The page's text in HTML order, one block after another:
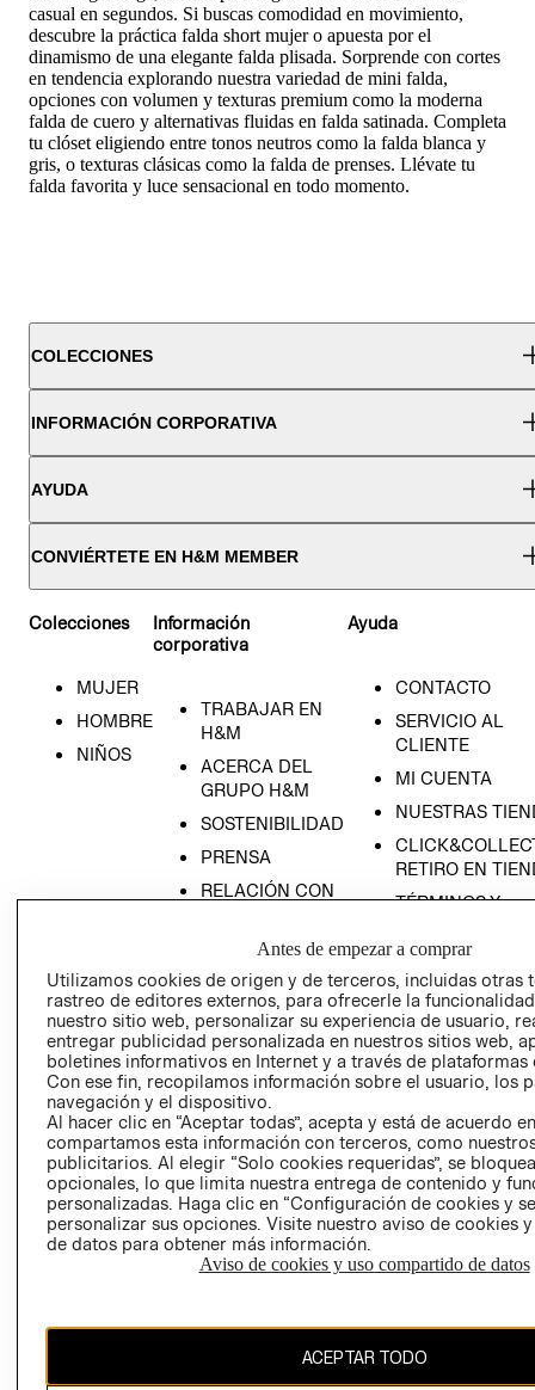
casual en segundos. Si buscas comodidad en movimiento,
descubre la práctica falda short mujer o apuesta por el
dinamismo de una elegante falda plisada. Sorprende con cortes
en tendencia explorando nuestra variedad de mini falda,
opciones con volumen y texturas premium como la moderna
falda de cuero y alternativas fluidas en falda satinada. Completa
tu clóset eligiendo entre tonos neutros como la falda blanca y
gris, o texturas clásicas como la falda de prenses. Llévate tu
falda favorita y luce sensacional en todo momento.
COLECCIONES
INFORMACIÓN CORPORATIVA
AYUDA
CONVIÉRTETE EN H&M MEMBER
Colecciones
MUJER
HOMBRE
NIÑOS
Información
corporativa
TRABAJAR EN
H&M
ACERCA DEL
GRUPO H&M
SOSTENIBILIDAD
PRENSA
RELACIÓN CON
POLÍTICA
EMPRESARIAL
PROGRAMA DE
TRANSPARENCIA
Y ÉTICA
(ESPAÑOL)
PROGRAMA DE
TRANSPARENCIA
Y ÉTICA (INGLÉS)
Ayuda
CONTACTO
SERVICIO AL
CLIENTE
MI CUENTA
NUESTRAS
RETIRO EN
TÉRMINOS Y
AVISO DE
PRIVACIDAD
GIFT CARD
AVISO DE
COMERCIO - SIC
PETICIONES
QUEJAS Y
RECLAMOS
Colombia ($)
Antes de empezar a comprar
Utilizamos cookies de origen y de terceros, incluidas otras
rastreo de editores externos, para ofrecerle la
nuestro sitio web, personalizar su experiencia de usuario,
entregar publicidad personalizada en nuestros sitios web,
boletines informativos en Internet y a través de plataformas
Con ese fin, recopilamos información sobre el usuario, los
navegación y el dispositivo.
Al hacer clic en “Aceptar todas”, acepta y está de acuerdo
compartamos esta información con terceros, como
publicitarios. Al elegir “Solo cookies requeridas”, se
opcionales, lo que limita nuestra entrega de contenido y
personalizadas. Haga clic en “Configuración de cookies y
personalizar sus opciones. Visite nuestro aviso de cookies
de datos para obtener más información.
Aviso de cookies y uso compartido de datos
ACEPTAR TODO